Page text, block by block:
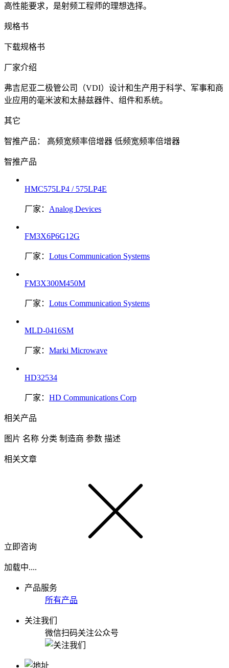
高性能要求，是射频工程师的理想选择。
规格书
下载规格书
厂家介绍
弗吉尼亚二极管公司（VDI）设计和生产用于科学、军事和商
业应用的毫米波和太赫兹器件、组件和系统。
其它
智推产品： 高频宽频率倍增器 低频宽频率倍增器
智推产品
HMC575LP4 / 575LP4E
厂家： Analog Devices
FM3X6P6G12G
厂家： Lotus Communication Systems
FM3X300M450M
厂家： Lotus Communication Systems
MLD-0416SM
厂家： Marki Microwave
HD32534
厂家： HD Communications Corp
相关产品
图片 名称 分类 制造商 参数 描述
相关文章
立即咨询
加载中....
产品服务
所有产品
关注我们
微信扫码关注公众号